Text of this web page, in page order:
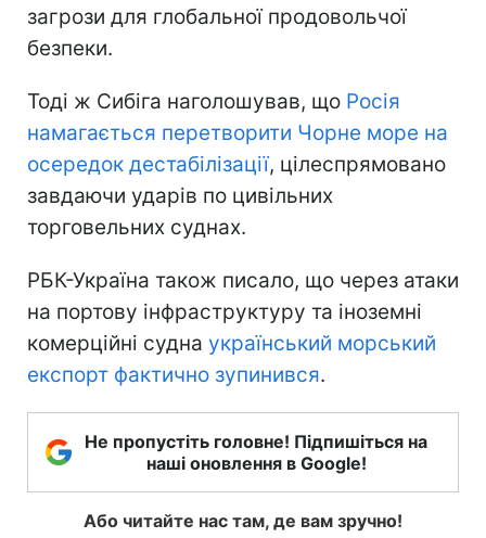
загрози для глобальної продовольчої
безпеки.
Тоді ж Сибіга наголошував, що Росія
намагається перетворити Чорне море на
осередок дестабілізації, цілеспрямовано
завдаючи ударів по цивільних
торговельних суднах.
РБК-Україна також писало, що через атаки
на портову інфраструктуру та іноземні
комерційні судна український морський
експорт фактично зупинився.
Не пропустіть головне! Підпишіться на
наші оновлення в Google!
Або читайте нас там, де вам зручно!